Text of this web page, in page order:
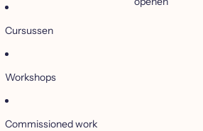
Cursussen
Workshops
Commissioned work